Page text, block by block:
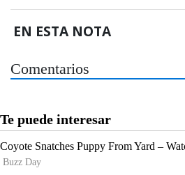
EN ESTA NOTA
Comentarios